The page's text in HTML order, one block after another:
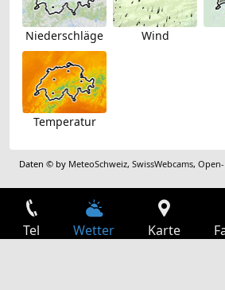
Niederschläge Wind
Temperatur
Daten © by MeteoSchweiz,SwissWebcams,
Tel Wetter Karte